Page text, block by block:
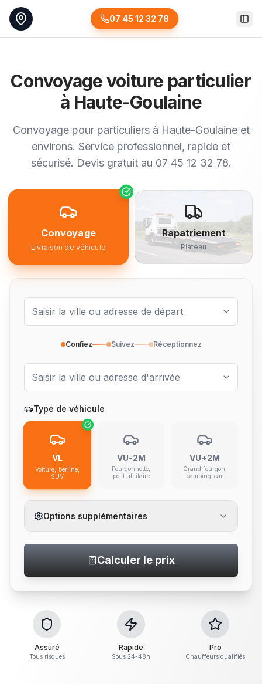
07 45 12 32 78
Convoyage voiture particulier
à Haute-Goulaine
Convoyage pour particuliers à Haute-Goulaine et
environs. Service professionnel, rapide et
sécurisé. Devis gratuit au 07 45 12 32 78.
Convoyage
Livraison de véhicule
Rapatriement
Plateau
Confiez Suivez Réceptionnez
Type de véhicule
VL
Voiture, berline,
SUV
VU-2M
Fourgonnette,
petit utilitaire
VU+2M
Grand fourgon,
camping-car
Options supplémentaires
Calculer le prix
Assuré
Tous risques
Rapide
Sous 24-48h
Pro
Chauffeurs qualifiés